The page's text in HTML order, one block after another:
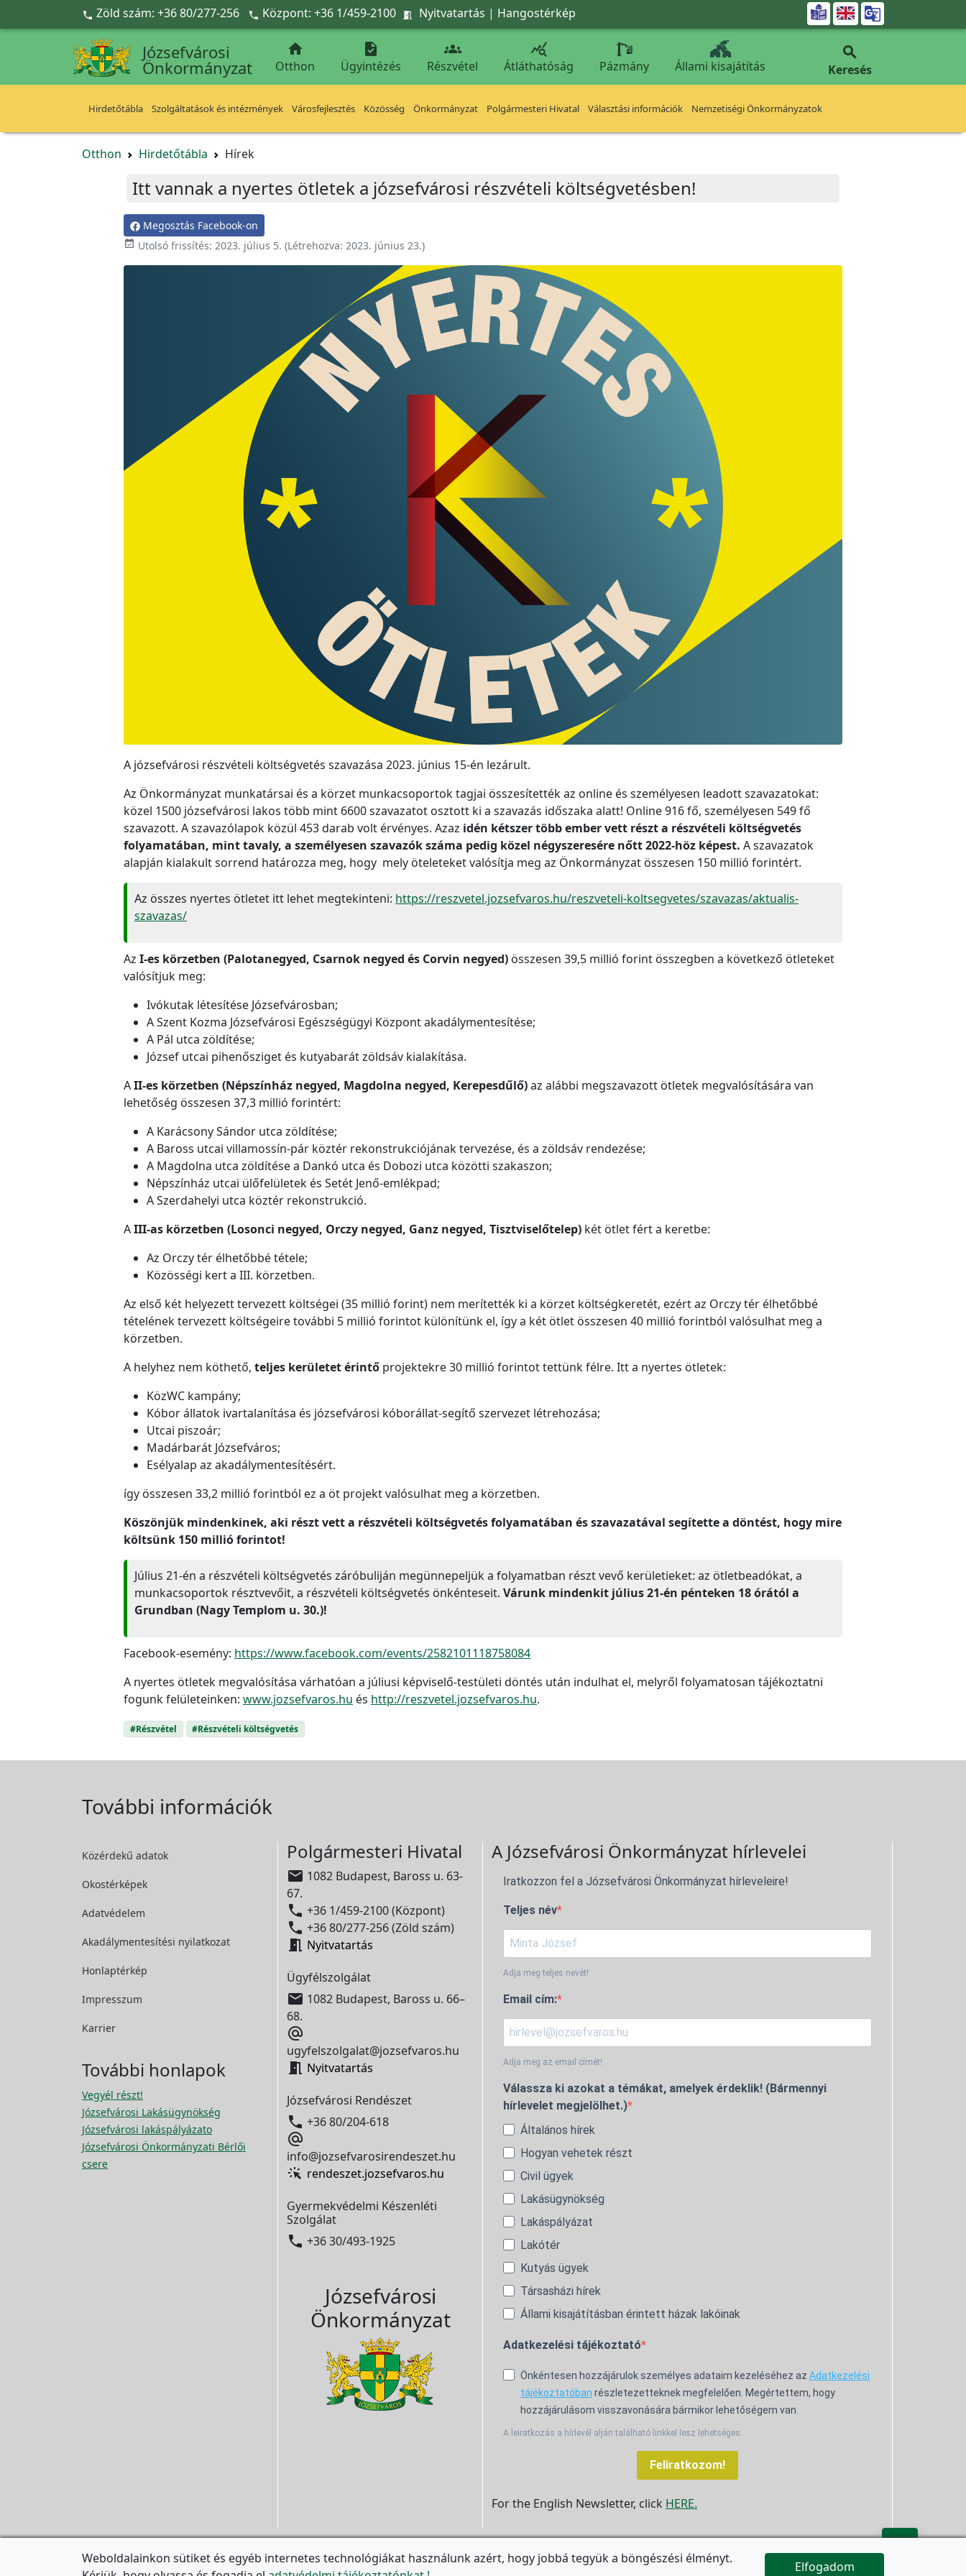
Ugrás a fő tartalomra
 Zöld szám: +36 80/277-256  Központ: +36 1/459-2100  Nyitvatartás | Hangostérkép 
Józsefvárosi
Önkormányzat

Otthon

Ügyintézés

Részvétel

Átláthatóság Pázmány Állami kisajátítás

Keresés
Hirdetőtábla Szolgáltatások és intézmények Városfejlesztés Közösség Önkormányzat Polgármesteri Hivatal Választási információk Nemzetiségi Önkormányzatok
Otthon Hirdetőtábla Hírek
Itt vannak a nyertes ötletek a józsefvárosi részvételi költségvetésben!
Megosztás Facebook-on
 Utolsó frissítés: 2023. július 5. (Létrehozva: 2023. június 23.)
A józsefvárosi részvételi költségvetés szavazása 2023. június 15-én lezárult.
Az Önkormányzat munkatársai és a körzet munkacsoportok tagjai összesítették az online és személyesen leadott szavazatokat:
közel 1500 józsefvárosi lakos több mint 6600 szavazatot osztott ki a szavazás időszaka alatt! Online 916 fő, személyesen 549 fő
szavazott. A szavazólapok közül 453 darab volt érvényes. Azaz idén kétszer több ember vett részt a részvételi költségvetés
folyamatában, mint tavaly, a személyesen szavazók száma pedig közel négyszeresére nőtt 2022-höz képest. A szavazatok
alapján kialakult sorrend határozza meg, hogy mely öteleteket valósítja meg az Önkormányzat összesen 150 millió forintért.
Az összes nyertes ötletet itt lehet megtekinteni: https://reszvetel.jozsefvaros.hu/reszveteli-koltsegvetes/szavazas/aktualis-
szavazas/
Az I-es körzetben (Palotanegyed, Csarnok negyed és Corvin negyed) összesen 39,5 millió forint összegben a következő ötleteket
valósítjuk meg:
Ivókutak létesítése Józsefvárosban;
A Szent Kozma Józsefvárosi Egészségügyi Központ akadálymentesítése;
A Pál utca zöldítése;
József utcai pihenősziget és kutyabarát zöldsáv kialakítása.
AII-es körzetben (Népszínház negyed, Magdolna negyed, Kerepesdűlő)az alábbi megszavazott ötletek megvalósítására van
lehetőség összesen 37,3 millió forintért:
A Karácsony Sándor utca zöldítése;
A Baross utcai villamossín-pár köztér rekonstrukciójának tervezése, és a zöldsáv rendezése;
A Magdolna utca zöldítése a Dankó utca és Dobozi utca közötti szakaszon;
Népszínház utcai ülőfelületek és Setét Jenő-emlékpad;
A Szerdahelyi utca köztér rekonstrukció.
AIII-as körzetben (Losonci negyed, Orczy negyed, Ganz negyed, Tisztviselőtelep) két ötlet fért a keretbe:
Az Orczy tér élhetőbbé tétele;
Közösségi kert a III. körzetben.
Az első két helyezett tervezett költségei (35 millió forint) nem merítették ki a körzet költségkeretét, ezért az Orczy tér élhetőbbé
tételének tervezett költségeire további 5 millió forintot különítünk el, így a két ötlet összesen 40 millió forintból valósulhat meg a
körzetben.
A helyhez nem köthető, teljes kerületet érintő projektekre 30 millió forintot tettünk félre. Itt a nyertes ötletek:
KözWC kampány;
Kóbor állatok ivartalanítása és józsefvárosi kóborállat-segítő szervezet létrehozása;
Utcai piszoár;
Madárbarát Józsefváros;
Esélyalap az akadálymentesítésért.
így összesen 33,2 millió forintból ez a öt projekt valósulhat meg a körzetben.
Köszönjük mindenkinek, aki részt vett a részvételi költségvetés folyamatában és szavazatával segítette a döntést, hogy mire
költsünk 150 millió forintot!
Július 21-én a részvételi költségvetés záróbuliján megünnepeljük a folyamatban részt vevő kerületieket: az ötletbeadókat, a
munkacsoportok résztvevőit, a részvételi költségvetés önkénteseit. Várunk mindenkit július 21-én pénteken 18 órától a
Grundban (Nagy Templom u. 30.)!
Facebook-esemény: https://www.facebook.com/events/2582101118758084
A nyertes ötletek megvalósítása várhatóan a júliusi képviselő-testületi döntés után indulhat el, melyről folyamatosan tájékoztatni
fogunk felületeinken: www.jozsefvaros.hu és http://reszvetel.jozsefvaros.hu.
#Részvétel #Részvételi költségvetés
További információk
Közérdekű adatok
Okostérképek
Adatvédelem
Akadálymentesítési nyilatkozat
Honlaptérkép
Impresszum
Karrier
További honlapok
Vegyél részt!
Józsefvárosi Lakásügynökség
Józsefvárosi lakáspályázato
Józsefvárosi Önkormányzati Bérlői
csere
Polgármesteri Hivatal
 1082 Budapest, Baross u. 63-
67.
 +36 1/459-2100 (Központ)
 +36 80/277-256 (Zöld szám)
 Nyitvatartás
Ügyfélszolgálat
 1082 Budapest, Baross u. 66–
68.

ugyfelszolgalat@jozsefvaros.hu
 Nyitvatartás
Józsefvárosi Rendészet
 +36 80/204-618

info@jozsefvarosirendeszet.hu
rendeszet.jozsefvaros.hu
Gyermekvédelmi Készenléti
Szolgálat
 +36 30/493-1925
Józsefvárosi
Önkormányzat
A Józsefvárosi Önkormányzat hírlevelei
Iratkozzon fel a Józsefvárosi Önkormányzat hírleveleire!
Teljes név
Adja meg teljes nevét!
Email cím:
Adja meg az email címét!
Válassza ki azokat a témákat, amelyek érdeklik! (Bármennyi
hírlevelet megjelölhet.)
Általános hírek
Hogyan vehetek részt
Civil ügyek
Lakásügynökség
Lakáspályázat
Lakótér
Kutyás ügyek
Társasházi hírek
Állami kisajátításban érintett házak lakóinak
Adatkezelési tájékoztató
Önkéntesen hozzájárulok személyes adataim kezeléséhez az Adatkezelési
tájékoztatóban részletezetteknek megfelelően. Megértettem, hogy
hozzájárulásom visszavonására bármikor lehetőségem van.
A leiratkozás a hírlevél alján található linkkel lesz lehetséges.
Feliratkozom!
For the English Newsletter, click HERE.


Weboldalainkon sütiket és egyéb internetes technológiákat használunk azért, hogy jobbá tegyük a böngészési élményt.
Elfogadom